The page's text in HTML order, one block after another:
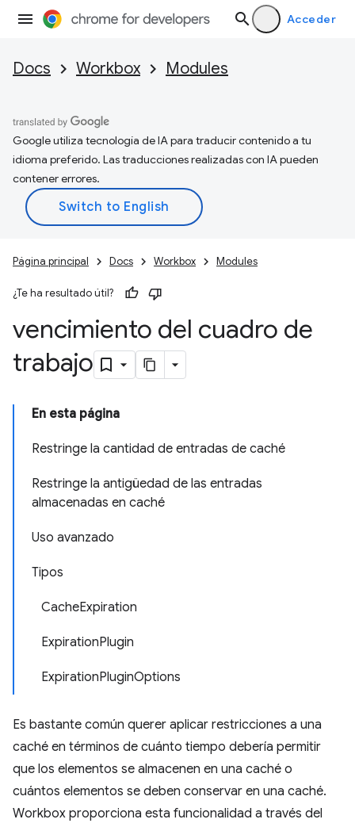
Acceder
Docs Workbox Modules
Google utiliza tecnología de IA para traducir contenido a tu
idioma preferido. Las traducciones realizadas con IA pueden
contener errores.
Página principal Docs Workbox Modules
¿Te ha resultado útil?
vencimiento del cuadro de
trabajo
En esta página
Restringe la cantidad de entradas de caché
Restringe la antigüedad de las entradas
almacenadas en caché
Uso avanzado
Tipos
CacheExpiration
ExpirationPlugin
ExpirationPluginOptions
Es bastante común querer aplicar restricciones a una
caché en términos de cuánto tiempo debería permitir
que los elementos se almacenen en una caché o
cuántos elementos se deben conservar en una caché.
Workbox proporciona esta funcionalidad a través del